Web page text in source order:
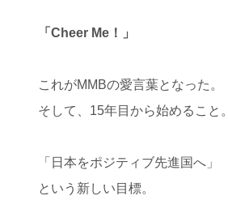
「Cheer Me！」
これがMMBの愛言葉となった。
そして、15年目から始めること。
「日本をポジティブ先進国へ」
という新しい目標。